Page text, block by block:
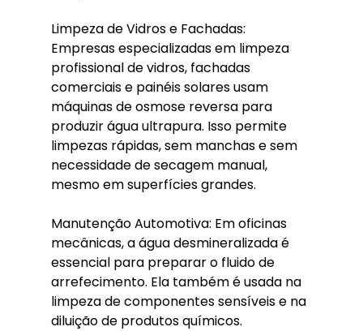
Limpeza de Vidros e Fachadas:
Empresas especializadas em limpeza
profissional de vidros, fachadas
comerciais e painéis solares usam
máquinas de osmose reversa para
produzir água ultrapura. Isso permite
limpezas rápidas, sem manchas e sem
necessidade de secagem manual,
mesmo em superfícies grandes.
Manutenção Automotiva: Em oficinas
mecânicas, a água desmineralizada é
essencial para preparar o fluido de
arrefecimento. Ela também é usada na
limpeza de componentes sensíveis e na
diluição de produtos químicos.